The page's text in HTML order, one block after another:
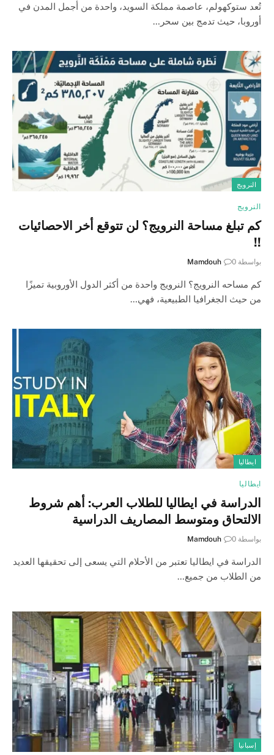
تُعد ستوكهولم، عاصمة مملكة السويد، واحدة من أجمل المدن في
أوروبا، حيث تدمج بين سحر…
النرويج
النرويج
كم تبلغ مساحة النرويج؟ لن تتوقع أخر الاحصائيات
!!
بواسطة Mamdouh 0
كم مساحه النرويج؟ النرويج واحدة من أكثر الدول الأوروبية تميزًا
من حيث الجغرافيا الطبيعية، فهي…
ايطاليا
ايطاليا
الدراسة في ايطاليا للطلاب العرب: أهم شروط
الالتحاق ومتوسط المصاريف الدراسية
بواسطة Mamdouh 0
الدراسة في ايطاليا تعتبر من الأحلام التي يسعى إلى تحقيقها العديد
من الطلاب من جميع…
إسبانيا